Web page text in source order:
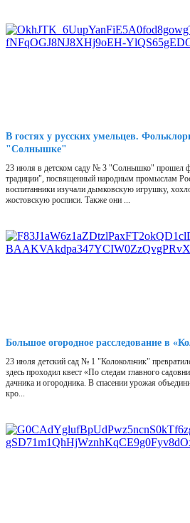
В гостях у русских умельцев.
"Солнышке"
23 июля в детском саду № 3 "Солнышко" прошел
традиции", посвященный народным промыслам
воспитанники изучали дымковскую игрушку,
жостовскую росписи. Также они ...
Большое огородное расследование в
23 июля детский сад № 1 "Колокольчик"
здесь проходил квест «По следам главного
дачника и огородника. В спасении урожая
кро...